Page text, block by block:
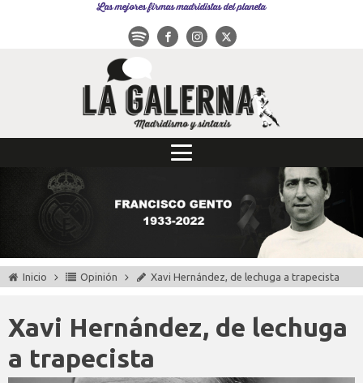
Las mejores firmas madridistas del planeta
Inicio Opinión Xavi Hernández, de lechuga a trapecista
Xavi Hernández, de lechuga
a trapecista